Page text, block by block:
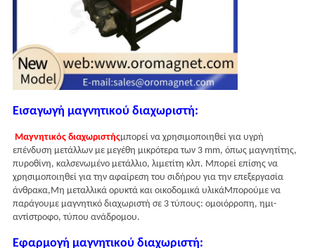
Εισαγωγή μαγνητικού διαχωριστή:
Μαγνητικός διαχωριστήςμπορεί να χρησιμοποιηθεί για υγρή
επένδυση μετάλλων με μεγέθη μικρότερα των 3 mm, όπως μαγνητίτης,
πυροθίνη, καλσενωμένο μετάλλιο, λιμετίτη κλπ. Μπορεί επίσης να
χρησιμοποιηθεί για την αφαίρεση του σιδήρου για την επεξεργασία
άνθρακα,Μη μεταλλικά ορυκτά και οικοδομικά υλικάΜπορούμε να
παράγουμε μαγνητικό διαχωριστή σε 3 τύπους: ομοιόρροπη, ημι-
αντίστροφο, τύπου ανάδρομου.
Εφαρμογή μαγνητικού διαχωριστή: